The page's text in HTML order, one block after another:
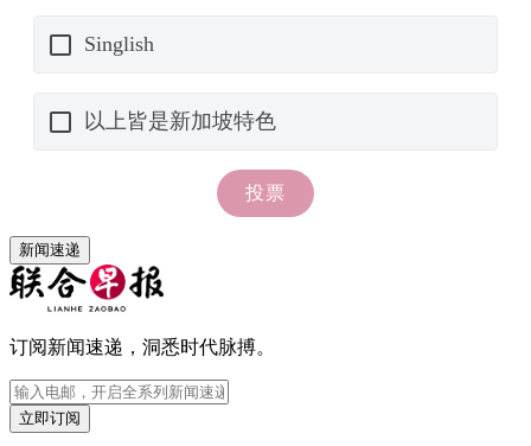
新闻速递
订阅新闻速递，洞悉时代脉搏。
立即订阅